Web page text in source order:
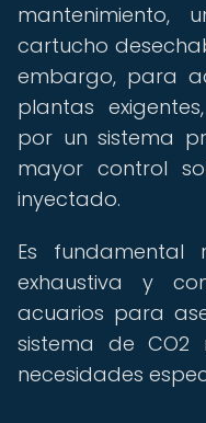
mantenimiento,
cartucho
embargo, para
plantas
por un sistema
mayor control
inyectado.
Es fundamental
exhaustiva y
acuarios para
sistema de
necesidades